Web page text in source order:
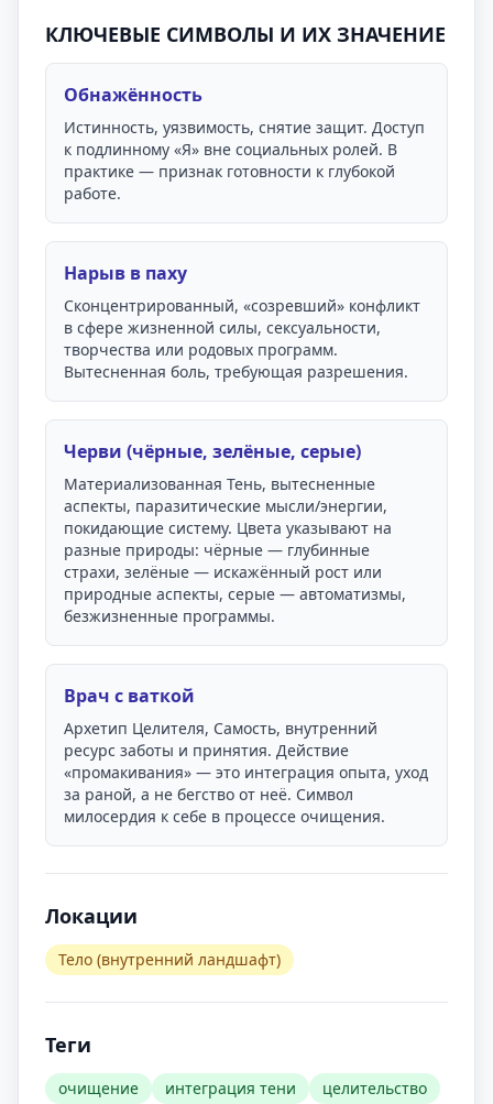
КЛЮЧЕВЫЕ СИМВОЛЫ И ИХ ЗНАЧЕНИЕ
Обнажённость
Истинность, уязвимость, снятие защит. Доступ
к подлинному «Я» вне социальных ролей. В
практике — признак готовности к глубокой
работе.
Нарыв в паху
Сконцентрированный, «созревший» конфликт
в сфере жизненной силы, сексуальности,
творчества или родовых программ.
Вытесненная боль, требующая разрешения.
Черви (чёрные, зелёные, серые)
Материализованная Тень, вытесненные
аспекты, паразитические мысли/энергии,
покидающие систему. Цвета указывают на
разные природы: чёрные — глубинные
страхи, зелёные — искажённый рост или
природные аспекты, серые — автоматизмы,
безжизненные программы.
Врач с ваткой
Архетип Целителя, Самость, внутренний
ресурс заботы и принятия. Действие
«промакивания» — это интеграция опыта, уход
за раной, а не бегство от неё. Символ
милосердия к себе в процессе очищения.
Локации
Тело (внутренний ландшафт)
Теги
очищение интеграция тени
целительство